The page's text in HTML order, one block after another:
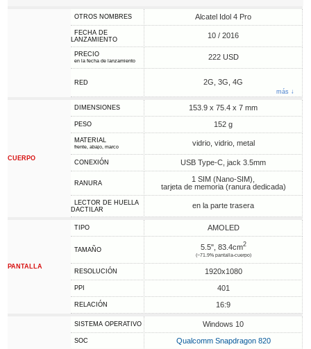
OTROS NOMBRES Alcatel Idol 4 Pro
FECHA DE
LANZAMIENTO
10 / 2016
PRECIO
en la fecha de lanzamiento 222 USD
RED 2G, 3G, 4G
más ↓
CUERPO
DIMENSIONES 153.9 x 75.4 x 7 mm
PESO 152 g
MATERIAL
frente, abajo, marco vidrio, vidrio, metal
CONEXIÓN USB Type-C, jack 3.5mm
RANURA
1 SIM (Nano-SIM),
tarjeta de memoria (ranura dedicada)
LECTOR DE HUELLA
DACTILAR
en la parte trasera
PANTALLA
TIPO AMOLED
TAMAÑO 5.5", 83.4cm2
(~71.9% pantalla-cuerpo)
RESOLUCIÓN 1920x1080
PPI 401
RELACIÓN 16:9
SISTEMA OPERATIVO Windows 10
SOC Qualcomm Snapdragon 820